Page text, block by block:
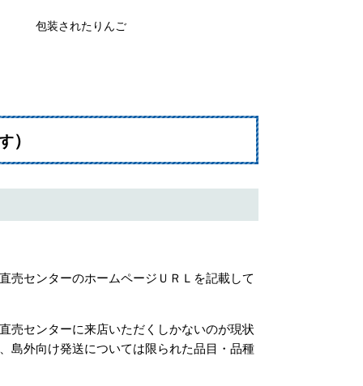
包装されたりんご
）
売センターのホームページＵＲＬを記載して
売センターに来店いただくしかないのが現状
島外向け発送については限られた品目・品種